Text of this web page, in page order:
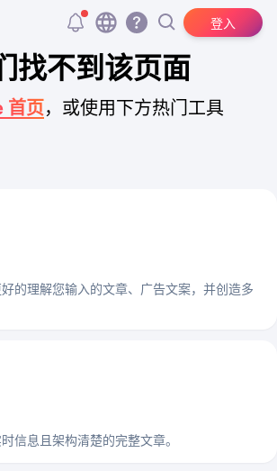
登入
并获得 20,000 个免费 tokens！
找不到该页面
首页，或使用下方热门工具
好的理解您输入的文章、广告文案，并创造多
信息且架构清楚的完整文章。